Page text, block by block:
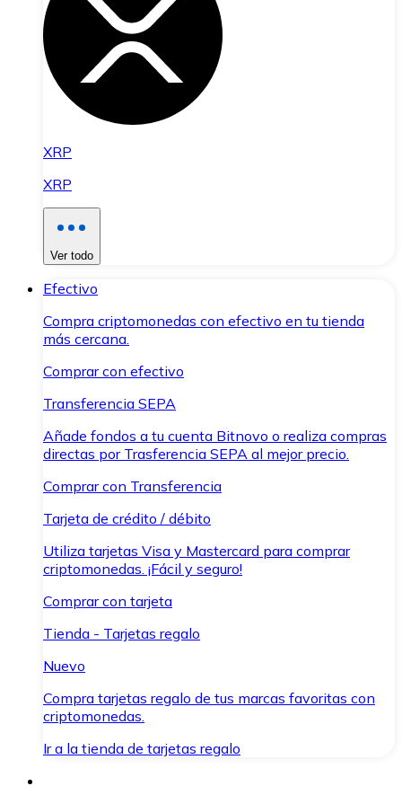
XRP
XRP
Ver todo
Efectivo
Compra criptomonedas con efectivo en tu tienda
más cercana.
Comprar con efectivo
Transferencia SEPA
Añade fondos a tu cuenta Bitnovo o realiza compras
directas por Trasferencia SEPA al mejor precio.
Comprar con Transferencia
Tarjeta de crédito / débito
Utiliza tarjetas Visa y Mastercard para comprar
criptomonedas. ¡Fácil y seguro!
Comprar con tarjeta
Tienda - Tarjetas regalo
Nuevo
Compra tarjetas regalo de tus marcas favoritas con
criptomonedas.
Ir a la tienda de tarjetas regalo